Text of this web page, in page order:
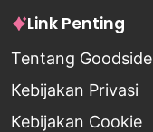
Link Penting
Tentang Goodside
Kebijakan Privasi
Kebijakan Cookie